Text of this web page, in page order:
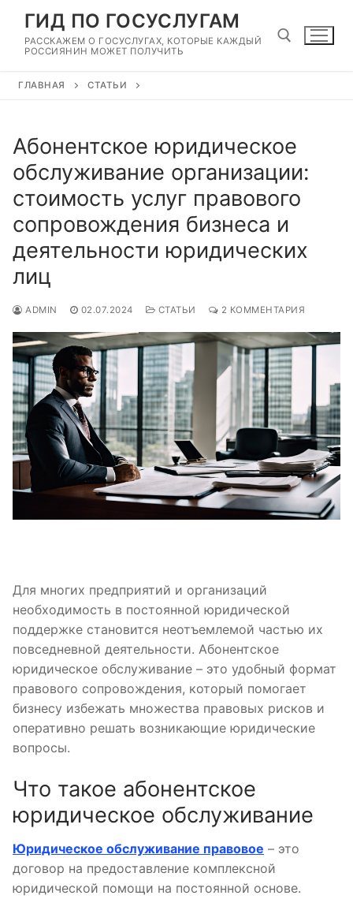
Перейти
содержимому
ГИД ПО ГОСУСЛУГАМ
РАССКАЖЕМ О ГОСУСЛУГАХ, КОТОРЫЕ КАЖДЫЙ
РОССИЯНИН МОЖЕТ ПОЛУЧИТЬ
ГЛАВНАЯ СТАТЬИ
Абонентское юридическое
обслуживание организации:
стоимость услуг правового
сопровождения бизнеса и
деятельности юридических
лиц
ADMIN 02.07.2024 СТАТЬИ 2 КОММЕНТАРИЯ
Для многих предприятий и организаций
необходимость в постоянной юридической
поддержке становится неотъемлемой частью их
повседневной деятельности. Абонентское
юридическое обслуживание – это удобный формат
правового сопровождения, который помогает
бизнесу избежать множества правовых рисков и
оперативно решать возникающие юридические
вопросы.
Что такое абонентское
юридическое обслуживание
Юридическое обслуживание правовое – это
договор на предоставление комплексной
юридической помощи на постоянной основе.